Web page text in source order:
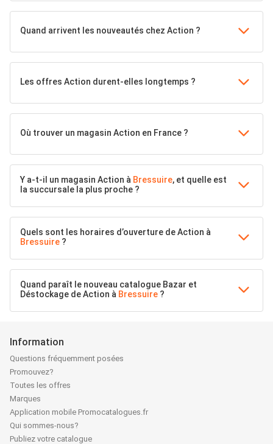
Quand arrivent les nouveautés chez Action ?
Les offres Action durent-elles longtemps ?
Où trouver un magasin Action en France ?
Y a-t-il un magasin Action à Bressuire, et quelle est
la succursale la plus proche ?
Quels sont les horaires d’ouverture de Action à
Bressuire ?
Quand paraît le nouveau catalogue Bazar et
Déstockage de Action à Bressuire ?
Information
Questions fréquemment posées
Promouvez?
Toutes les offres
Marques
Application mobile Promocatalogues.fr
Qui sommes-nous?
Publiez votre catalogue